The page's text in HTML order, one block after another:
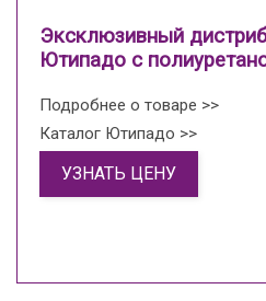
Эксклюзивный
Ютипадо с
Подробнее о товаре >>
Каталог Ютипадо >>
УЗНАТЬ ЦЕНУ